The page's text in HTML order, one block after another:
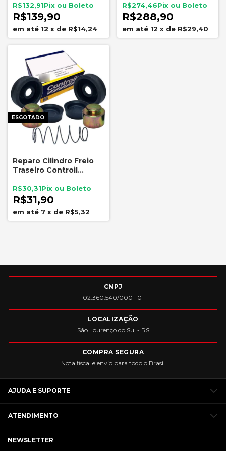
Cilindros Controil e
Rebites
R$139,90
R$132,91
12 x de R$14,24
R$288,90
R$274,46
12 x de R$29,40
ESGOTADO
Reparo Cilindro Freio
Traseiro Controil
C1510
R$31,90
R$30,31
7 x de R$5,32
CNPJ
02.360.540/0001-01
LOCALIZAÇÃO
São Lourenço do Sul - RS
COMPRA SEGURA
Nota fiscal e envio para todo o Brasil
AJUDA E SUPORTE
ATENDIMENTO
NEWSLETTER